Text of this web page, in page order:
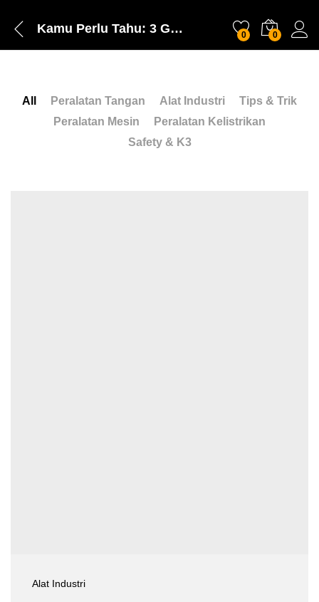
Kamu Perlu Tahu: 3 Grafik Ukuran Mata Bor untuk Memudahkan Pemilihan 0 0
All Peralatan Tangan Alat Industri
Tips & Trik
Peralatan Mesin
Peralatan Kelistrikan
Safety & K3
Alat Industri